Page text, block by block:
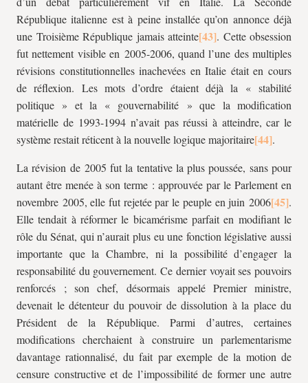
République italienne est à peine installée qu’on annonce déjà
une Troisième République jamais atteinte
. Cette obsession
fut nettement visible en 2005-2006, quand l’une des multiples
révisions constitutionnelles inachevées en Italie était en cours
de réflexion. Les mots d’ordre étaient déjà la « stabilité
politique » et la « gouvernabilité » que la modification
matérielle de 1993-1994 n’avait pas réussi à atteindre, car le
système restait réticent à la nouvelle logique majoritaire
.
La révision de 2005 fut la tentative la plus poussée, sans pour
autant être menée à son terme : approuvée par le Parlement en
novembre 2005, elle fut rejetée par le peuple en juin 2006
.
Elle tendait à réformer le bicamérisme parfait en modifiant le
rôle du Sénat, qui n’aurait plus eu une fonction législative aussi
importante que la Chambre, ni la possibilité d’engager la
responsabilité du gouvernement. Ce dernier voyait ses pouvoirs
renforcés ; son chef, désormais appelé Premier ministre,
devenait le détenteur du pouvoir de dissolution à la place du
Président de la République. Parmi d’autres, certaines
modifications cherchaient à construire un parlementarisme
davantage rationnalisé, du fait par exemple de la motion de
censure constructive et de l’impossibilité de former une autre